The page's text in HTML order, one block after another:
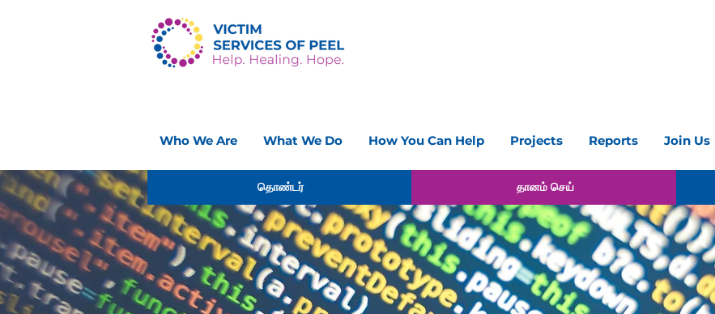
Who We Are What We Do How You Can Help Projects Reports Join Us
தொண்டர் தானம் செய்